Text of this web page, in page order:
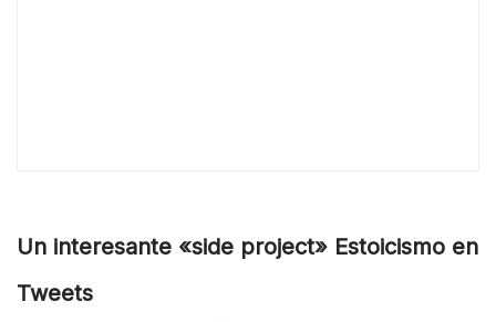
Un interesante «side project» Estoicismo en
Tweets